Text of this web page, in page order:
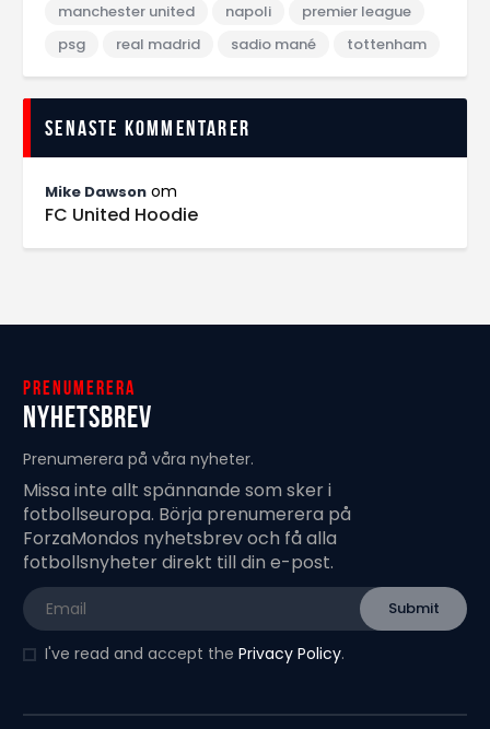
manchester united
napoli
premier league
psg
real madrid sadio mané tottenham
Senaste kommentarer
Mike Dawson om
FC United Hoodie
Prenumerera
Nyhetsbrev
Prenumerera på våra nyheter.
Missa inte allt spännande som sker i
fotbollseuropa. Börja prenumerera på
ForzaMondos nyhetsbrev och få alla
fotbollsnyheter direkt till din e-post.
I've read and accept the Privacy Policy.